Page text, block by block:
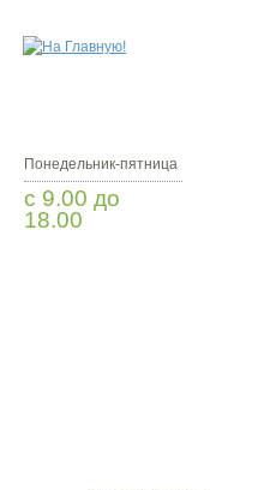
Понедельник-пятница
с 9.00 до
18.00